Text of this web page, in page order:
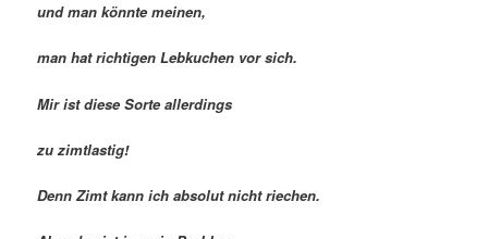
und man könnte meinen,
man hat richtigen Lebkuchen vor sich.
Mir ist diese Sorte allerdings
zu zimtlastig!
Denn Zimt kann ich absolut nicht riechen.